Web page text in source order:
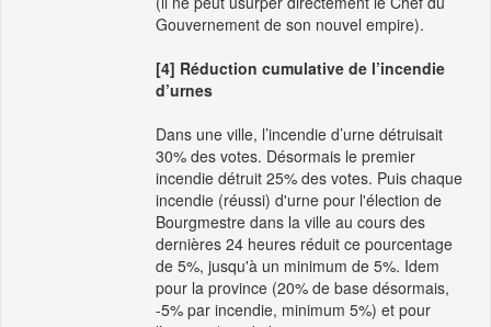
Gouvernement de son nouvel empire).
[4] Réduction cumulative de l’incendie
d’urnes
Dans une ville, l’incendie d’urne détruisait
30% des votes. Désormais le premier
incendie détruit 25% des votes. Puis chaque
incendie (réussi) d'urne pour l'élection de
Bourgmestre dans la ville au cours des
dernières 24 heures réduit ce pourcentage
de 5%, jusqu'à un minimum de 5%. Idem
pour la province (20% de base désormais,
-5% par incendie, minimum 5%) et pour